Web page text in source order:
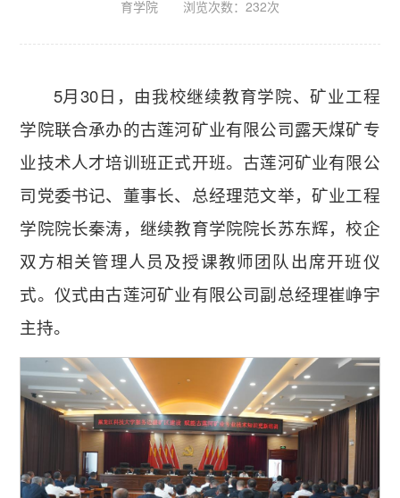
育学院 浏览次数： 232次
5月30日，由我校继续教育学院、矿业工程
学院联合承办的古莲河矿业有限公司露天煤矿专
业技术人才培训班正式开班。古莲河矿业有限公
司党委书记、董事长、总经理范文举，矿业工程
学院院长秦涛，继续教育学院院长苏东辉，校企
双方相关管理人员及授课教师团队出席开班仪
式。仪式由古莲河矿业有限公司副总经理崔峥宇
主持。